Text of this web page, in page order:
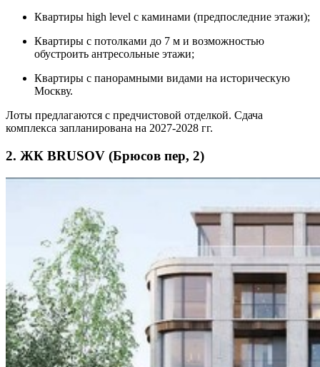
Квартиры high level c каминами (предпоследние этажи);
Квартиры с потолками до 7 м и возможностью
обустроить антресольные этажи;
Квартиры с панорамными видами на историческую
Москву.
Лоты предлагаются с предчистовой отделкой. Сдача
комплекса запланирована на 2027-2028 гг.
2. ЖК BRUSOV (Брюсов пер, 2)